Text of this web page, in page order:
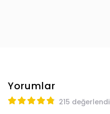
Yorumlar
215